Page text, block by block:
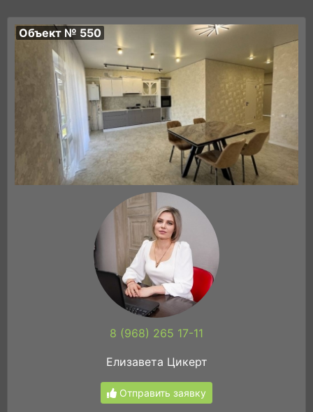
Объект № 550
8 (968) 265 17-11
Елизавета Цикерт
Отправить заявку